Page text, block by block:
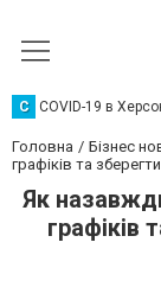
C COVID-19 в
Головна Бізнес
графіків та
Як
графіків